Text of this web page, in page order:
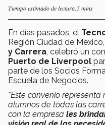
Tiempo estimado de lectura:5 mins
En días pasados, el
Región Ciudad de
y Carrera , celebró un
Puerto de Liverpool
parte de los Socios
Escuela de Negocios.
"Este convenio
alumnos de todas las
con la empresa les